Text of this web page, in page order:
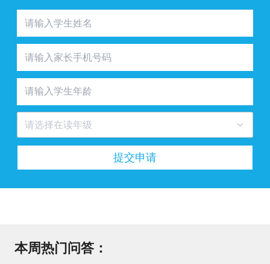
请选择在读年级
提交申请
本周热门问答：